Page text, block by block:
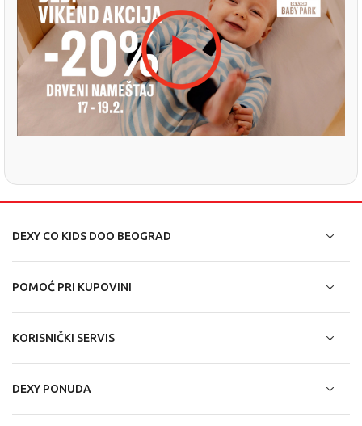
DEXY CO KIDS DOO BEOGRAD
POMOĆ PRI KUPOVINI
KORISNIČKI SERVIS
DEXY PONUDA